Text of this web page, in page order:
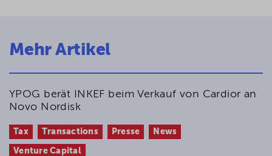
Mehr Artikel
YPOG berät INKEF beim Verkauf von Cardior an
Novo Nordisk
Tax Transactions Presse News
Venture Capital